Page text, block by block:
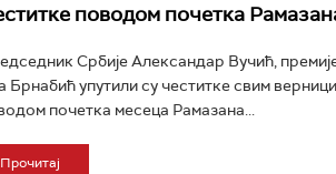
поводом почетка
Србије Александар Вучић,
Брнабић упутили су честитке свим
почетка месеца Рамазана...
Прочитај